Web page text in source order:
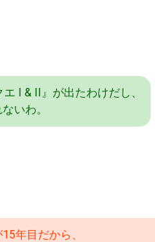
I & II』が出たわけだし、
いわ。
年目だから、